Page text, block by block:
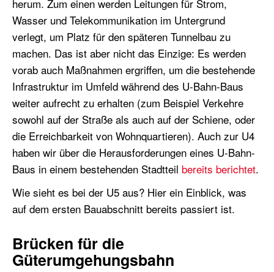
herum. Zum einen werden Leitungen für Strom,
Wasser und Telekommunikation im Untergrund
verlegt, um Platz für den späteren Tunnelbau zu
machen. Das ist aber nicht das Einzige: Es werden
vorab auch Maßnahmen ergriffen, um die bestehende
Infrastruktur im Umfeld während des U-Bahn-Baus
weiter aufrecht zu erhalten (zum Beispiel Verkehre
sowohl auf der Straße als auch auf der Schiene, oder
die Erreichbarkeit von Wohnquartieren). Auch zur U4
haben wir über die Herausforderungen eines U-Bahn-
Baus in einem bestehenden Stadtteil bereits berichtet.
Wie sieht es bei der U5 aus? Hier ein Einblick, was
auf dem ersten Bauabschnitt bereits passiert ist.
Brücken für die
Güterumgehungsbahn